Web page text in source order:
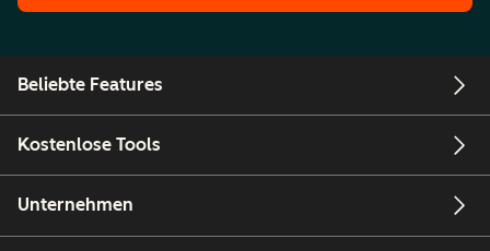
Beliebte Features
Kostenlose Tools
Unternehmen